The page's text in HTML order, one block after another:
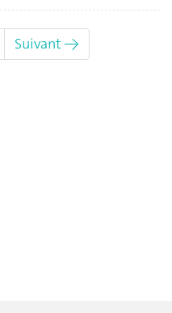
Suivant →